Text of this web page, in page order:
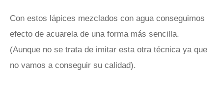
Con estos lápices mezclados con agua conseguimos
efecto de acuarela de una forma más sencilla.
(Aunque no se trata de imitar esta otra técnica ya que
no vamos a conseguir su calidad).